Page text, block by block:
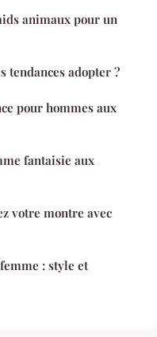
animaux pour un
tendances adopter ?
pour hommes aux
fantaisie aux
votre montre avec
: style et